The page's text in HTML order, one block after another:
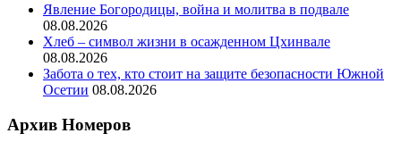
Явление Богородицы, война и молитва в подвале
08.08.2026
Хлеб – символ жизни в осажденном Цхинвале
08.08.2026
Забота о тех, кто стоит на защите безопасности Южной
Осетии 08.08.2026
Архив Номеров